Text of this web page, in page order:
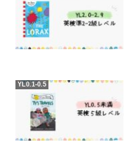
YL0.1-0.5